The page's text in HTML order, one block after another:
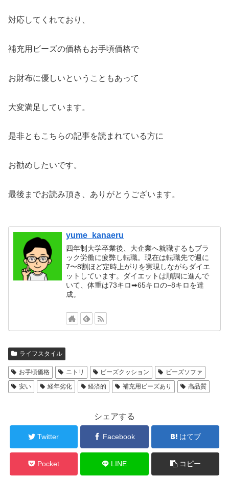
対応してくれており、
補充用ビーズの価格もお手頃価格で
お財布に優しいということもあって
大変満足しています。
是非ともこちらの記事を読まれている方に
お勧めしたいです。
最後までお読み頂き、ありがとうございます。
yume_kanaeru
四年制大学卒業後、大企業へ就職するもブラ
ック労働に疲弊し転職。現在は転職先で週に
7〜8割ほど定時上がりを実現しながらダイエ
ットしています。ダイエットは順調に進んで
いて、体重は73キロ➡65キロの−8キロを達
成。
ライフスタイル
お手頃価格 ニトリ ビーズクッション
ビーズソファ
安い
経年劣化 経済的 補充用ビーズあり 高品質
シェアする
Twitter Facebook はてブ
Pocket LINE コピー